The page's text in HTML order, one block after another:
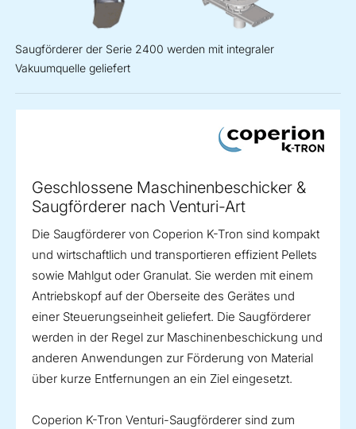
Saugförderer der Serie 2400 werden mit integraler
Vakuumquelle geliefert
Geschlossene Maschinenbeschicker &
Saugförderer nach Venturi-Art
Die Saugförderer von Coperion K-Tron sind kompakt
und wirtschaftlich und transportieren effizient Pellets
sowie Mahlgut oder Granulat. Sie werden mit einem
Antriebskopf auf der Oberseite des Gerätes und
einer Steuerungseinheit geliefert. Die Saugförderer
werden in der Regel zur Maschinenbeschickung und
anderen Anwendungen zur Förderung von Material
über kurze Entfernungen an ein Ziel eingesetzt.
Coperion K-Tron Venturi-Saugförderer sind zum